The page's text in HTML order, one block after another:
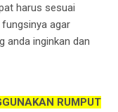
harus sesuai
agar
anda inginkan dan
RUMPUT